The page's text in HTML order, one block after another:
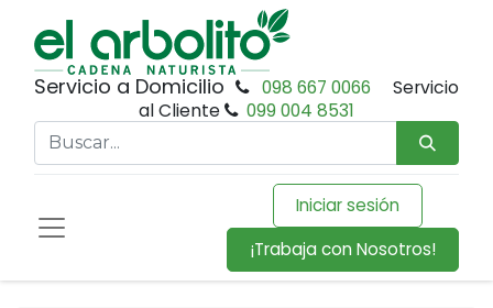
Servicio a Domicilio 098 667 0066
Servicio
al Cliente
099 004 8531
Iniciar sesión
¡Trabaja con Nosotros!